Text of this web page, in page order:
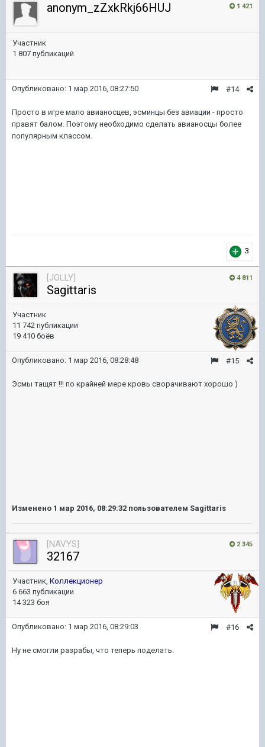
1 421
anonym_zZxkRkj66HUJ
Участник
1 807 публикаций
#14
Опубликовано: 1 мар 2016, 08:27:50
Просто в игре мало авианосцев, эсминцы без авиации - просто
правят балом. Поэтому необходимо сделать авианосцы более
популярным классом.
3
4 811
[JOLLY]
Sagittaris
Участник
11 742 публикации
19 410 боёв
#15
Опубликовано: 1 мар 2016, 08:28:48
Эсмы тащят !!! по крайней мере кровь сворачивают хорошо )
Изменено 1 мар 2016, 08:29:32 пользователем Sagittaris
2 345
[NAVYS]
32167
Участник, Коллекционер
6 663 публикации
14 323 боя
#16
Опубликовано: 1 мар 2016, 08:29:03
Ну не смогли разрабы, что теперь поделать.